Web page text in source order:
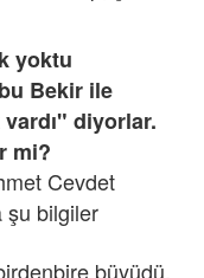
yoktu
Bekir ile
diyorlar.
mi?
Cevdet
şu bilgiler
büyüdü.